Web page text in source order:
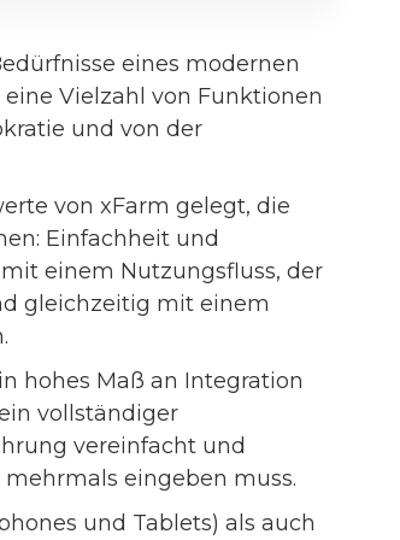
eines modernen
Vielzahl von Funktionen
und von der
von xFarm gelegt, die
Einfachheit und
einem Nutzungsfluss, der
gleichzeitig mit einem
hohes Maß an Integration
vollständiger
vereinfacht und
eingeben muss.
und Tablets) als auch